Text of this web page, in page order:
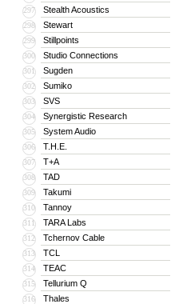
297 Stealth Acoustics
298 Stewart
299 Stillpoints
300 Studio Connections
301 Sugden
302 Sumiko
303 SVS
304 Synergistic Research
305 System Audio
306 T.H.E.
307 T+A
308 TAD
309 Takumi
310 Tannoy
311 TARA Labs
312 Tchernov Cable
313 TCL
314 TEAC
315 Tellurium Q
316 Thales